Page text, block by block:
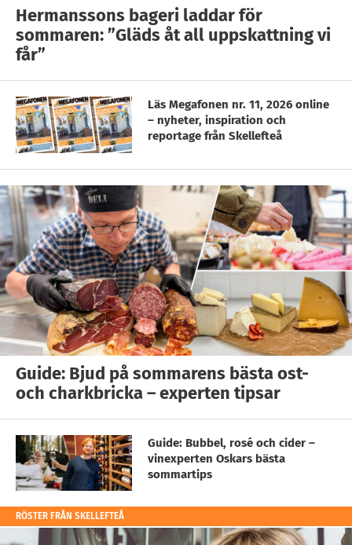
Hermanssons bageri laddar för
sommaren: ”Gläds åt all uppskattning vi
får”
Läs Megafonen nr. 11, 2026 online
– nyheter, inspiration och
reportage från Skellefteå
Guide: Bjud på sommarens bästa ost-
och charkbricka – experten tipsar
Guide: Bubbel, rosé och cider –
vinexperten Oskars bästa
sommartips
RÖSTER FRÅN SKELLEFTEÅ